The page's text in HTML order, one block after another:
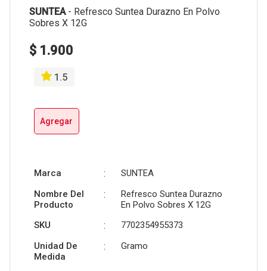
SUNTEA- Refresco Suntea Durazno En Polvo
Sobres X 12G
$ 1.900
1.5
Agregar
Marca :
SUNTEA
Nombre Del
Producto
:
Refresco Suntea Durazno
En Polvo Sobres X 12G
SKU
:
7702354955373
Unidad De
Medida
: Gramo